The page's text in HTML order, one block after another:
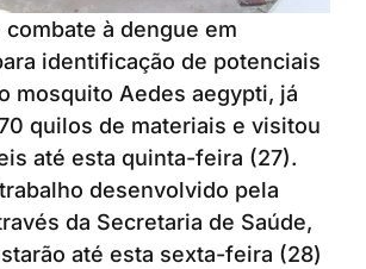
combate à dengue em
identificação de potenciais
mosquito Aedes aegypti, já
quilos de materiais e visitou
até esta quinta-feira (27).
desenvolvido pela
da Secretaria de Saúde,
até esta sexta-feira (28)